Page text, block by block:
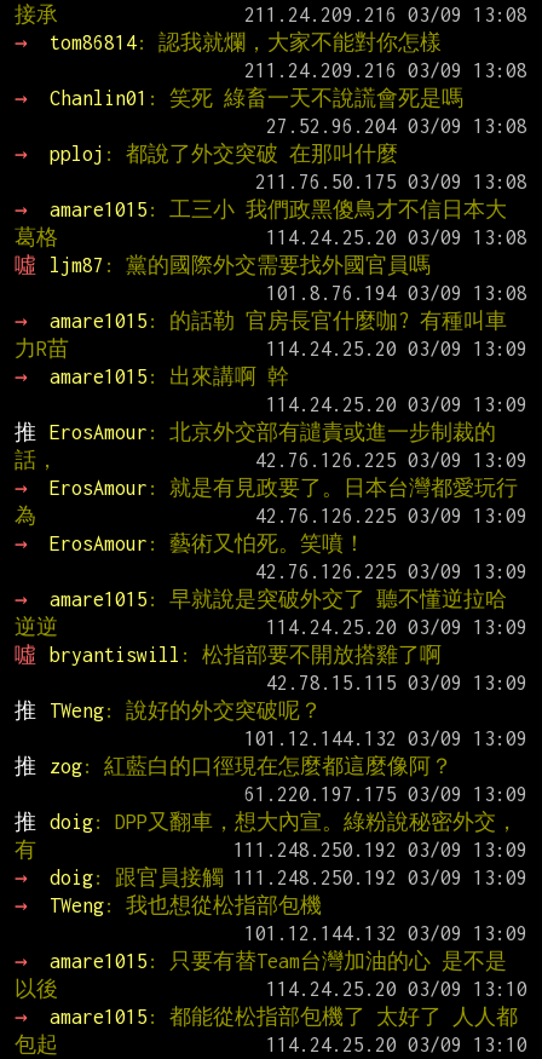
接承
→
tom86814: 認我就爛，大家不能對你怎樣
→
Chanlin01 : 笑死 綠畜一天不說謊會死是嗎
→
pploj : 都說了外交突破 在那叫什麼
→
amare1015 : 工三小 我們政黑傻鳥才不信日本大
葛格
噓
ljm87 : 黨的國際外交需要找外國官員嗎
→
amare1015 : 的話勒 官房長官什麼咖? 有種叫車
力R苗
→
amare1015 : 出來講啊 幹
推
ErosAmour : 北京外交部有譴責或進一步制裁的
話，
→
ErosAmour : 就是有見政要了。日本台灣都愛玩行
為
→
ErosAmour : 藝術又怕死。笑噴！
→
amare1015 : 早就說是突破外交了 聽不懂逆拉哈
逆逆
噓
bryantiswill : 松指部要不開放搭雞了啊
推
TWeng: 說好的外交突破呢？
推
zog: 紅藍白的口徑現在怎麼都這麼像阿？
推
doig: DPP又翻車，想大內宣。綠粉說秘密外交，
有
→
doig: 跟官員接觸
→
TWeng: 我也想從松指部包機
→
amare1015 : 只要有替Team台灣加油的心 是不是
以後
→
amare1015 : 都能從松指部包機了 太好了 人人都
包起